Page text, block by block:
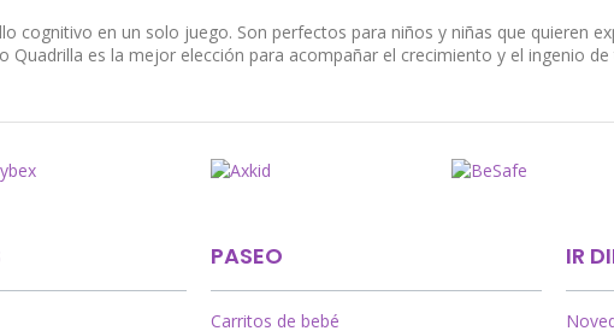
cognitivo en un solo juego. Son perfectos para niños y niñas que quieren
Quadrilla es la mejor elección para acompañar el crecimiento y el ingenio
PASEO
Carritos de bebé
IR